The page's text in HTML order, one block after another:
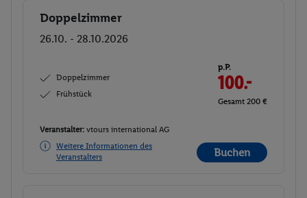
Buchen
Doppelzimmer
26.10. - 28.10.2026
Doppelzimmer
Frühstück
p.P.
100.-
Gesamt 200 €
Veranstalter: vtours international AG
Weitere Informationen des
Veranstalters
Buchen